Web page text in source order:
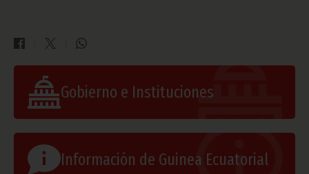
Gobierno e Instituciones
Información de Guinea Ecuatorial